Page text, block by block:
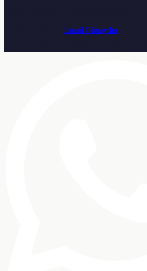
İsmail Günaydın